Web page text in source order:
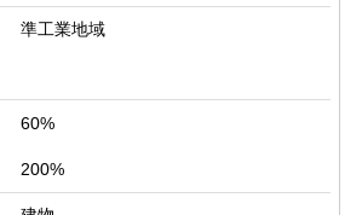
準工業地域
60%
200%